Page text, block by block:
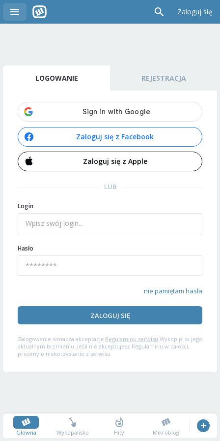
Zaloguj się
LOGOWANIE REJESTRACJA
Zaloguj się z Facebook
Zaloguj się z Apple
LUB
Login
Hasło
nie pamiętam hasła
ZALOGUJ SIĘ
Zalogowanie oznacza akceptację Regulaminu serwisu Wykop.pl w jego
aktualnym brzmieniu. Jeśli nie akceptujesz Regulaminu w całości,
prosimy o niekorzystanie z serwisu.
Główna Wykopalisko Hity Mikroblog